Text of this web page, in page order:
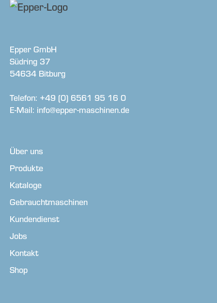
Epper GmbH
Südring 37
54634 Bitburg
Telefon: +49 (0) 6561 95 16 0
E-Mail: info@epper-maschinen.de
Über uns
Produkte
Kataloge
Gebrauchtmaschinen
Kundendienst
Jobs
Kontakt
Shop